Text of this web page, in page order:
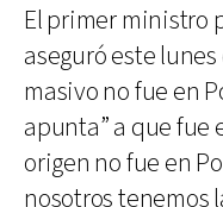
El primer ministro
aseguró este
masivo no fue en
apunta” a que fue
origen no fue en
nosotros tenemos